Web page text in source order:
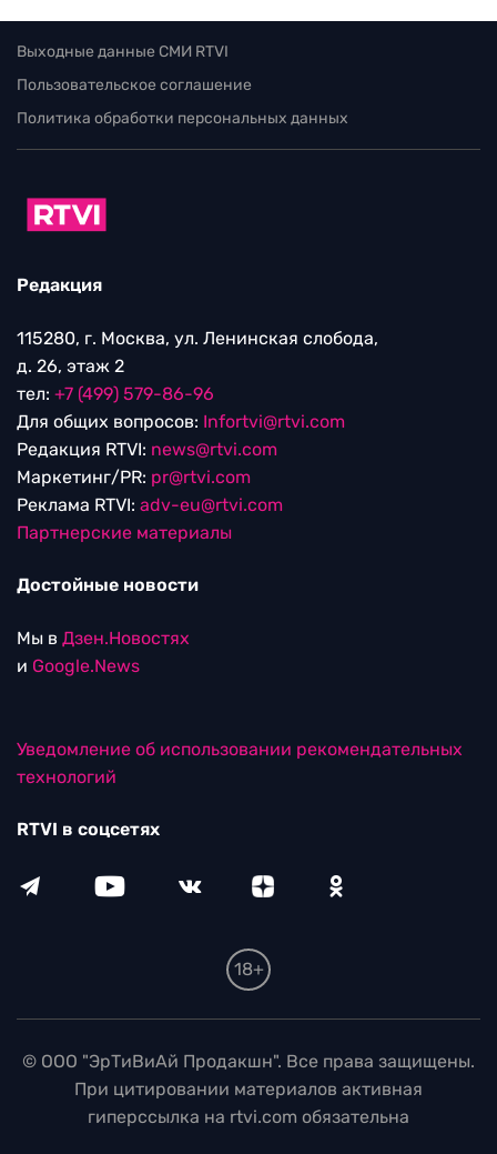
Выходные данные СМИ RTVI
Пользовательское соглашение
Политика обработки персональных данных
Редакция
115280, г. Москва, ул. Ленинская слобода,
д. 26, этаж 2
тел: +7 (499) 579-86-96
Для общих вопросов: Infortvi@rtvi.com
Редакция RTVI: news@rtvi.com
Маркетинг/PR: pr@rtvi.com
Реклама RTVI: adv-eu@rtvi.com
Партнерские материалы
Достойные новости
Мы в Дзен.Новостях
и Google.News
Уведомление об использовании рекомендательных
технологий
RTVI в соцсетях
18+
© ООО "ЭрТиВиАй Продакшн". Все права защищены.
При цитировании материалов активная
гиперссылка на rtvi.com обязательна